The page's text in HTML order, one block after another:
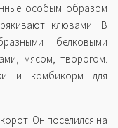
особым образом
клювами. В
белковыми
мясом, творогом.
и комбикорм для
Он поселился на